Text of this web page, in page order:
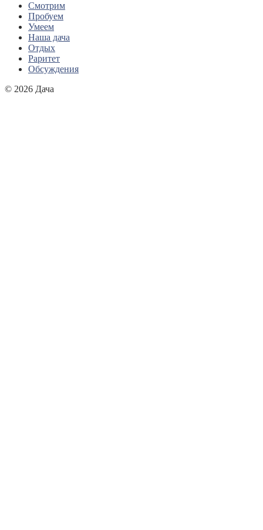
Смотрим
Пробуем
Умеем
Наша дача
Отдых
Раритет
Обсуждения
© 2026 Дача